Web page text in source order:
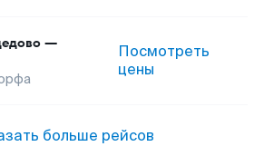
—
Посмотреть
цены
больше рейсов